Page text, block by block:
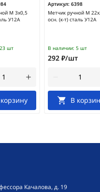
М 3x0,5
У12А
23 шт
Артикул: 6398
Метчик ручной М
осн. (к-т) сталь У12А
В наличии: 5 шт
292 ₽/шт
В
Качалова, д. 19